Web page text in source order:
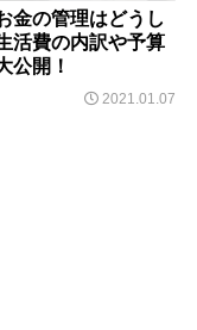
金の管理はどうし
活費の内訳や予算
公開！
2021.01.07